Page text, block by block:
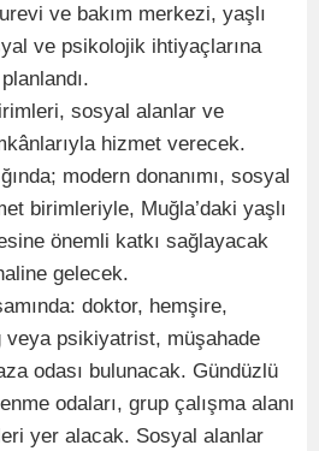
ve bakım merkezi, yaşlı
ve psikolojik ihtiyaçlarına
sosyal alanlar ve
hizmet verecek.
modern donanımı, sosyal
birimleriyle, Muğla’daki yaşlı
önemli katkı sağlayacak
gelecek.
doktor, hemşire,
psikiyatrist, müşahade
odası bulunacak. Gündüzlü
odaları, grup çalışma alanı
yer alacak. Sosyal alanlar